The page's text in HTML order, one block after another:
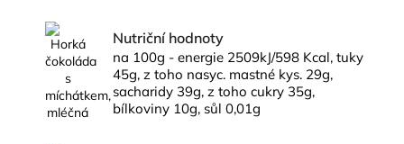
Nutriční hodnoty
na 100g - energie 2509kJ/598 Kcal, tuky
45g, z toho nasyc. mastné kys. 29g,
sacharidy 39g, z toho cukry 35g,
bílkoviny 10g, sůl 0,01g